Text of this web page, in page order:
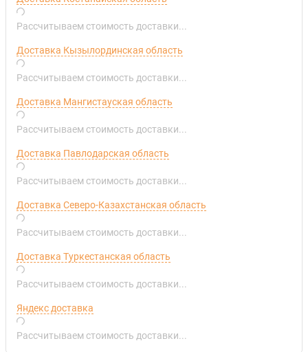
Рассчитываем стоимость доставки...
Доставка Кызылординская область
Рассчитываем стоимость доставки...
Доставка Мангистауская область
Рассчитываем стоимость доставки...
Доставка Павлодарская область
Рассчитываем стоимость доставки...
Доставка Северо-Казахстанская область
Рассчитываем стоимость доставки...
Доставка Туркестанская область
Рассчитываем стоимость доставки...
Яндекс доставка
Рассчитываем стоимость доставки...